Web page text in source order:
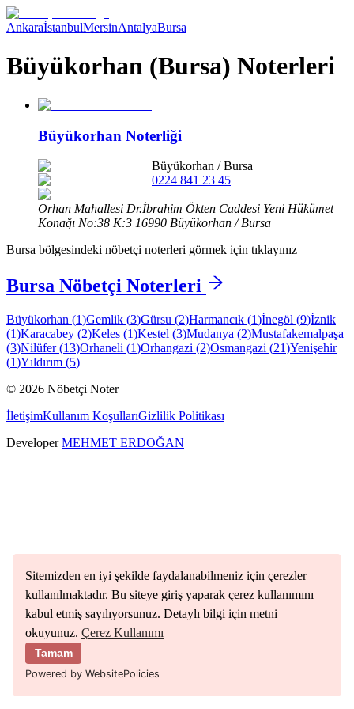
Sitemizden en iyi şekilde faydalanabilmeniz için çerezler
kullanılmaktadır. Bu siteye giriş yaparak çerez kullanımını
kabul etmiş sayılıyorsunuz. Detaylı bilgi için metni
okuyunuz. Çerez Kullanımı
Tamam
Powered by WebsitePolicies
AnkaraİstanbulMersinAntalyaBursa
Büyükorhan (Bursa) Noterleri
Büyükorhan Noterliği
Büyükorhan /Bursa
0224 841 23 45
Orhan Mahallesi Dr.İbrahim Ökten Caddesi Yeni Hükümet
Konağı No:38 K:3 16990 Büyükorhan / Bursa
Bursa bölgesindeki nöbetçi noterleri görmek için tıklayınız
Bursa Nöbetçi Noterleri
Büyükorhan (1)Gemlik (3)Gürsu (2)Harmancık (1)İnegöl (9)İznik
(1)Karacabey (2)Keles (1)Kestel (3)Mudanya (2)Mustafakemalpaşa
(3)Nilüfer(13)Orhaneli (1)Orhangazi (2)Osmangazi (21)Yenişehir
(1)Yıldırım (5)
© 2026 Nöbetçi Noter
İletişimKullanım KoşullarıGizlilik Politikası
DeveloperMEHMET ERDOĞAN